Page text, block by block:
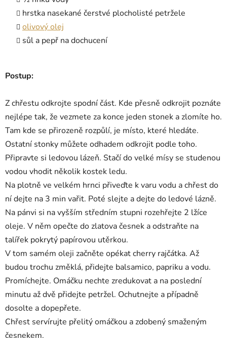
hrstka nasekané čerstvé plocholisté petržele
olivový olej
sůl a pepř na dochucení
Postup:
Z chřestu odkrojte spodní část. Kde přesně odkrojit poznáte
nejlépe tak, že vezmete za konce jeden stonek a zlomíte ho.
Tam kde se přirozeně rozpůlí, je místo, které hledáte.
Ostatní stonky můžete odhadem odkrojit podle toho.
Připravte si ledovou lázeň. Stačí do velké mísy se studenou
vodou vhodit několik kostek ledu.
Na plotně ve velkém hrnci přiveďte k varu vodu a chřest do
ní dejte na 3 min vařit. Poté slejte a dejte do ledové lázně.
Na pánvi si na vyšším středním stupni rozehřejte 2 lžíce
oleje. V něm opečte do zlatova česnek a odstraňte na
talířek pokrytý papírovou utěrkou.
V tom samém oleji začněte opékat cherry rajčátka. Až
budou trochu změklá, přidejte balsamico, papriku a vodu.
Promíchejte. Omáčku nechte zredukovat a na poslední
minutu až dvě přidejte petržel. Ochutnejte a případně
dosolte a dopepřete.
Chřest servírujte přelitý omáčkou a zdobený smaženým
česnekem.